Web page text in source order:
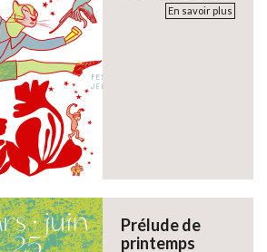
En savoir plus
Prélude de
printemps